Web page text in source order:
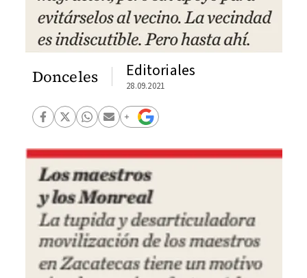
Donceles Editoriales
28.09.2021